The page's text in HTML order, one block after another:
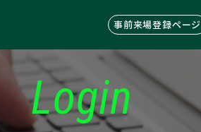
事前来場登録ページ
Login